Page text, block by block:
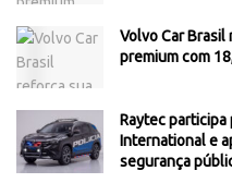
Volvo Car
premium com
Raytec participa
International e
segurança